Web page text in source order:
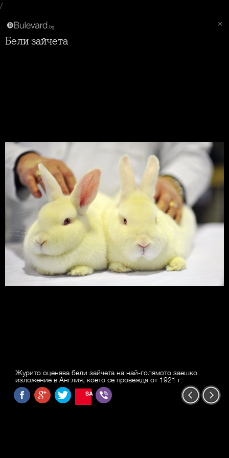
/
Бели зайчета
Журито оценява бели зайчета на най-голямото заешко
изложение в Англия, което се провежда от 1921 г.
SAVE